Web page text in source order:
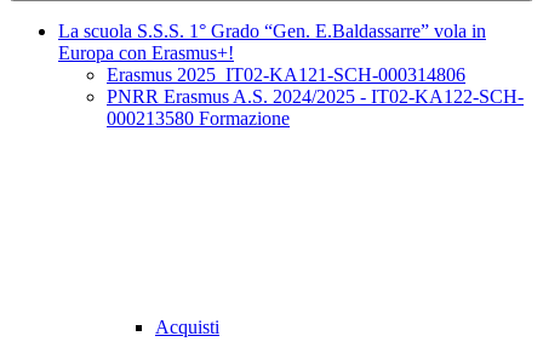
La scuola S.S.S. 1° Grado “Gen. E.Baldassarre” vola in
Europa con Erasmus+!
Erasmus 2025_IT02-KA121-SCH-000314806
PNRR Erasmus A.S. 2024/2025 - IT02-KA122-SCH-
000213580 Formazione
Acquisti